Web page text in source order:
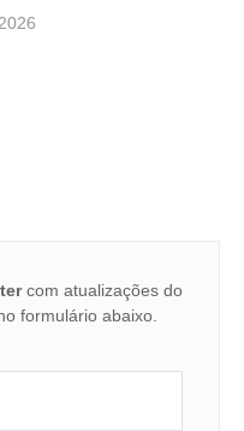
com atualizações do
formulário abaixo.